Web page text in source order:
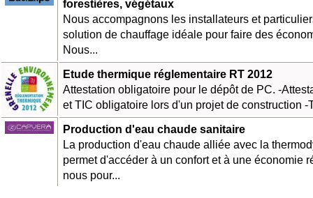
forestières, végétaux
Nous accompagnons les installateurs et
solution de chauffage idéale pour faire des
Nous...
Etude thermique réglementaire RT 2012
Attestation obligatoire pour le dépôt de PC. -
et TIC obligatoire lors d'un projet de construction -
Production d'eau chaude sanitaire
La production d'eau chaude alliée avec la
permet d'accéder à un confort et à une économie
nous pour...